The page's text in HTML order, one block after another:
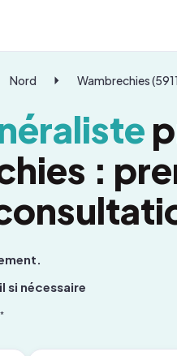
Nord Wambrechies
:
si nécessaire
*